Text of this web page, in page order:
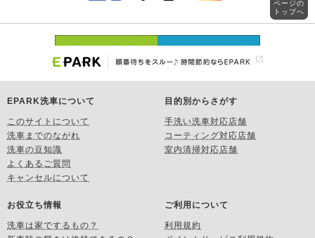
EPARK洗車について
このサイトについて
洗車までのながれ
洗車の豆知識
よくあるご質問
キャンセルについて
目的別からさがす
手洗い洗車対応店舗
コーティング対応店舗
室内清掃対応店舗
お役立ち情報
洗車は家でするもの？
ご利用について
利用規約
ページの
トップへ